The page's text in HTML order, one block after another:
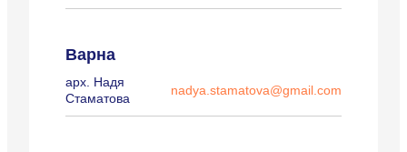
Варна
арх. Надя
Стаматова
nadya.stamatova@gmail.com